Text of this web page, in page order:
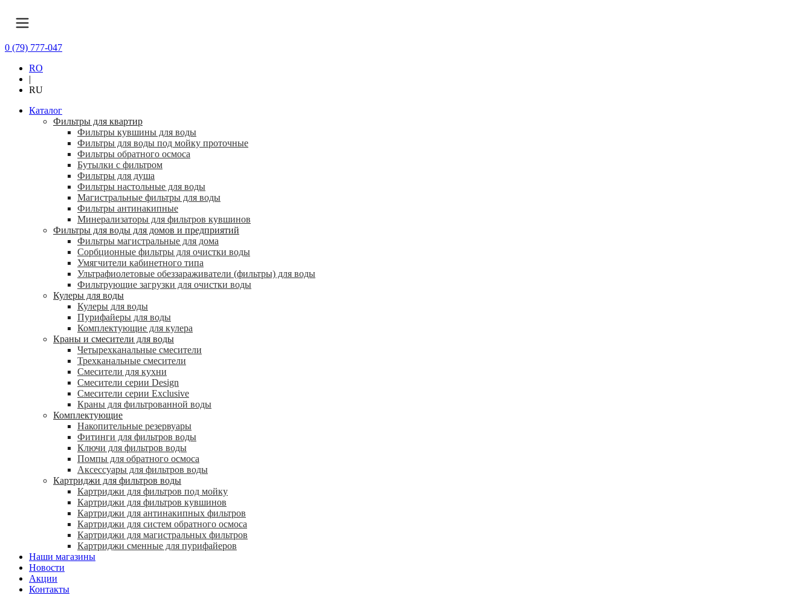
0 (79) 777-047
RO
|
RU
Каталог
Фильтры для квартир
Фильтры кувшины для воды
Фильтры для воды под мойку проточные
Фильтры обратного осмоса
Бутылки с фильтром
Фильтры для душа
Фильтры настольные для воды
Магистральные фильтры для воды
Фильтры антинакипные
Минерализаторы для фильтров кувшинов
Фильтры для воды для домов и предприятий
Фильтры магистральные для дома
Сорбционные фильтры для очистки воды
Умягчители кабинетного типа
Ультрафиолетовые обеззараживатели (фильтры) для воды
Фильтрующие загрузки для очистки воды
Кулеры для воды
Кулеры для воды
Пурифайеры для воды
Комплектующие для кулера
Краны и смесители для воды
Четырехканальные смесители
Трехканальные смесители
Смесители для кухни
Смесители серии Design
Смесители серии Exclusive
Краны для фильтрованной воды
Комплектующие
Накопительные резервуары
Фитинги для фильтров воды
Ключи для фильтров воды
Помпы для обратного осмоса
Аксессуары для фильтров воды
Картриджи для фильтров воды
Картриджи для фильтров под мойку
Картриджи для фильтров кувшинов
Картриджи для антинакипных фильтров
Картриджи для систем обратного осмоса
Картриджи для магистральных фильтров
Картриджи сменные для пурифайеров
Наши магазины
Новости
Акции
Контакты